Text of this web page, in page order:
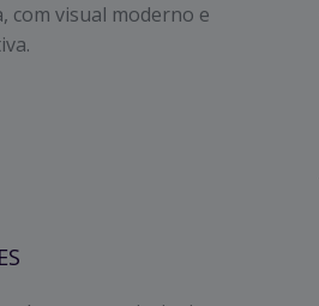
com visual moderno e